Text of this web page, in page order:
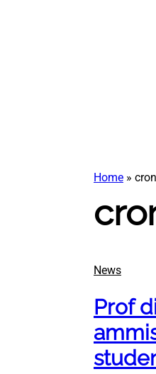
Home »
News
Prof